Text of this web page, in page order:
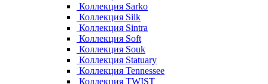
Коллекция Sarko
Коллекция Silk
Коллекция Sintra
Коллекция Soft
Коллекция Souk
Коллекция Statuary
Коллекция Tennessee
Коллекция TWIST